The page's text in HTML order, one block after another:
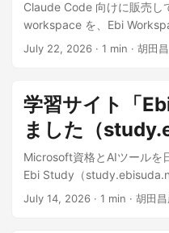
Claude Code 向けに販売
workspace を、Ebi
て OpenAI Codex への正式
とAIで共有するMarkdown
Claude Code 専用として
たため、特定のAI名を製品
Codex 両対応 — 同じロー
ちらからでも読み書きでき
KB・ADR で知識を蓄積す
購入に含まれます 既存購入
July 22, 2026 · 1 min · 胡田
学習サイト「
ました（
Microsoft資格とAIツールを
Ebi Study（
とは 公式情報と日本語の解
July 14, 2026 · 1 min · 胡田